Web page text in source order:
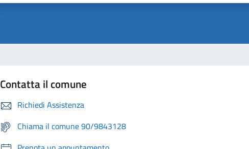
Contatta il comune
Richiedi Assistenza
Chiama il comune 90/9843128